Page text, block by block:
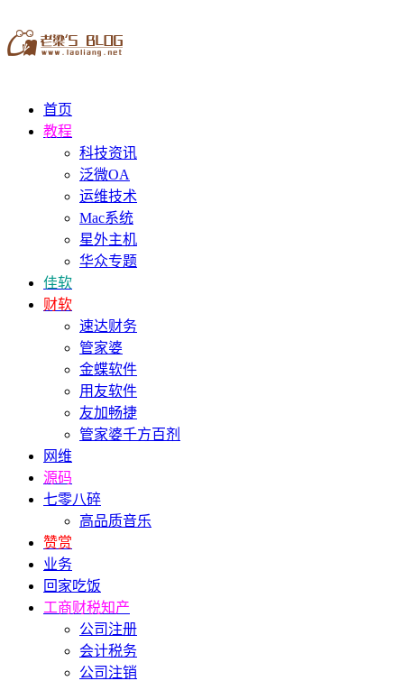
首页
教程
科技资讯
泛微OA
运维技术
Mac系统
星外主机
华众专题
佳软
财软
速达财务
管家婆
金蝶软件
用友软件
友加畅捷
管家婆千方百剂
网维
源码
七零八碎
高品质音乐
赞赏
业务
回家吃饭
工商财税知产
公司注册
会计税务
公司注销